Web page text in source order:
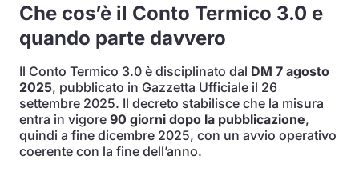
Che cos’è il Conto Termico 3.0 e
quando parte davvero
Il Conto Termico 3.0 è disciplinato dal DM 7 agosto
2025, pubblicato in Gazzetta Ufficiale il 26
settembre 2025. Il decreto stabilisce che la misura
entra in vigore 90 giorni dopo la pubblicazione,
quindi a fine dicembre 2025, con un avvio operativo
coerente con la fine dell’anno.